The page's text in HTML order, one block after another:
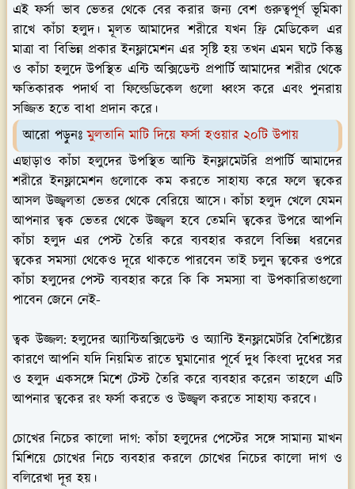
এই ফর্সা ভাব ভেতর থেকে বের করার জন্য বেশ গুরুত্বপূর্ণ ভূমিকা
রাখে কাঁচা হলুদ। মূলত আমাদের শরীরে যখন ফ্রি মেডিকেল এর
মাত্রা বা বিভিন্ন প্রকার ইনফ্লামেশন এর সৃষ্টি হয় তখন এমন ঘটে কিন্তু
ও কাঁচা হলুদে উপস্থিত এন্টি অক্সিডেন্ট প্রপার্টি আমাদের শরীর থেকে
ক্ষতিকারক পদার্থ বা ফিল্ডেডিকেল গুলো ধ্বংস করে এবং পুনরায়
সজ্জিত হতে বাধা প্রদান করে।
আরো পড়ুনঃমুলতানি মাটি দিয়ে ফর্সা হওয়ার ২০টি উপায়
এছাড়াও কাঁচা হলুদের উপস্থিত আন্টি ইনফ্লামেটরি প্রপার্টি আমাদের
শরীরে ইনফ্লামেশন গুলোকে কম করতে সাহায্য করে ফলে ত্বকের
আসল উজ্জ্বলতা ভেতর থেকে বেরিয়ে আসে। কাঁচা হলুদ খেলে যেমন
আপনার ত্বক ভেতর থেকে উজ্জ্বল হবে তেমনি ত্বকের উপরে আপনি
কাঁচা হলুদ এর পেস্ট তৈরি করে ব্যবহার করলে বিভিন্ন ধরনের
ত্বকের সমস্যা থেকেও দূরে থাকতে পারবেন তাই চলুন ত্বকের ওপরে
কাঁচা হলুদের পেস্ট ব্যবহার করে কি কি সমস্যা বা উপকারিতাগুলো
পাবেন জেনে নেই-
ত্বক উজ্জল: হলুদের অ্যান্টিঅক্সিডেন্ট ও অ্যান্টি ইনফ্লামেটরি বৈশিষ্ট্যের
কারণে আপনি যদি নিয়মিত রাতে ঘুমানোর পূর্বে দুধ কিংবা দুধের সর
ও হলুদ একসঙ্গে মিশে টেস্ট তৈরি করে ব্যবহার করেন তাহলে এটি
আপনার ত্বকের রং ফর্সা করতে ও উজ্জ্বল করতে সাহায্য করবে।
চোখের নিচের কালো দাগ: কাঁচা হলুদের পেস্টের সঙ্গে সামান্য মাখন
মিশিয়ে চোখের নিচে ব্যবহার করলে চোখের নিচের কালো দাগ ও
বলিরেখা দূর হয়।